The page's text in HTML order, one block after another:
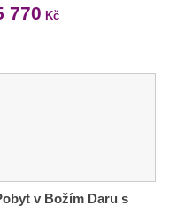
770 Kč
v Božím Daru s